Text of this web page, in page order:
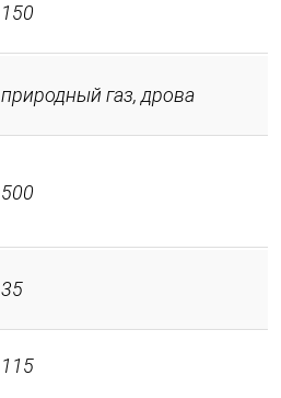
150
природный газ, дрова
500
35
115